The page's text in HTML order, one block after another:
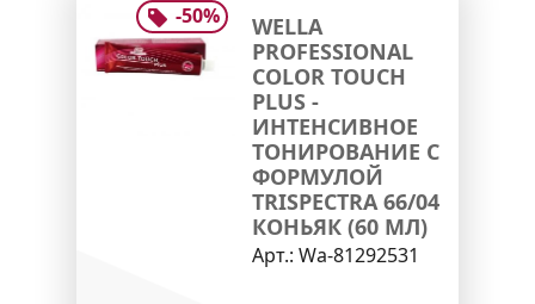
-50%
WELLA
PROFESSIONAL
COLOR TOUCH
PLUS -
ИНТЕНСИВНОЕ
ТОНИРОВАНИЕ С
ФОРМУЛОЙ
TRISPECTRA 66/04
КОНЬЯК (60 МЛ)
Арт.: Wa-81292531